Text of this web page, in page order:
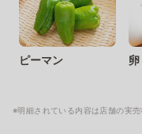
ピーマン 卵
※明細されている内容は店舗の実